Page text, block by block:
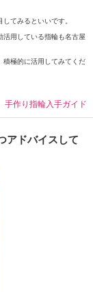
てみるといいです。
活用している指輪も名古屋
積極的に活用してみてくだ
手作り指輪入手ガイド
アドバイスして